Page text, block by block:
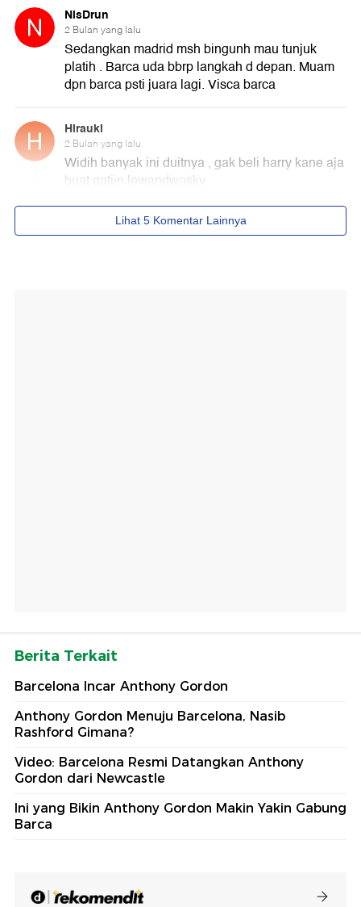
Berita Terkait
Barcelona Incar Anthony Gordon
Anthony Gordon Menuju Barcelona, Nasib
Rashford Gimana?
Video: Barcelona Resmi Datangkan Anthony
Gordon dari Newcastle
Ini yang Bikin Anthony Gordon Makin Yakin Gabung
Barca